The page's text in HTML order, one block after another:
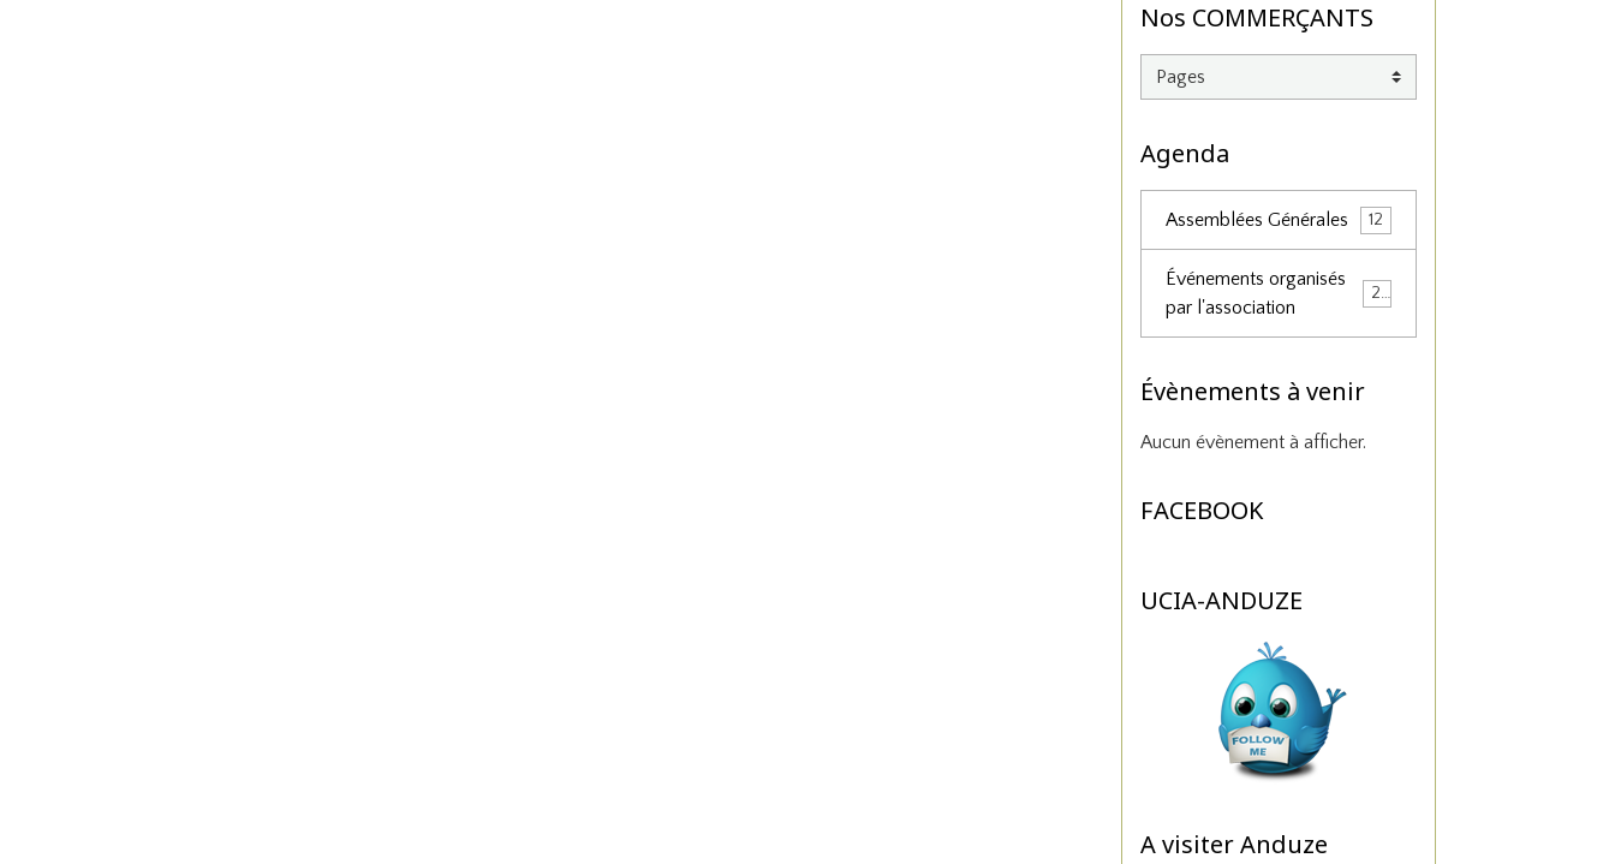
Nos COMMERÇANTS
Agenda
Assemblées Générales 12
Événements organisés
par l'association
25
Évènements à venir
Aucun évènement à afficher.
FACEBOOK
UCIA-ANDUZE
A visiter Anduze